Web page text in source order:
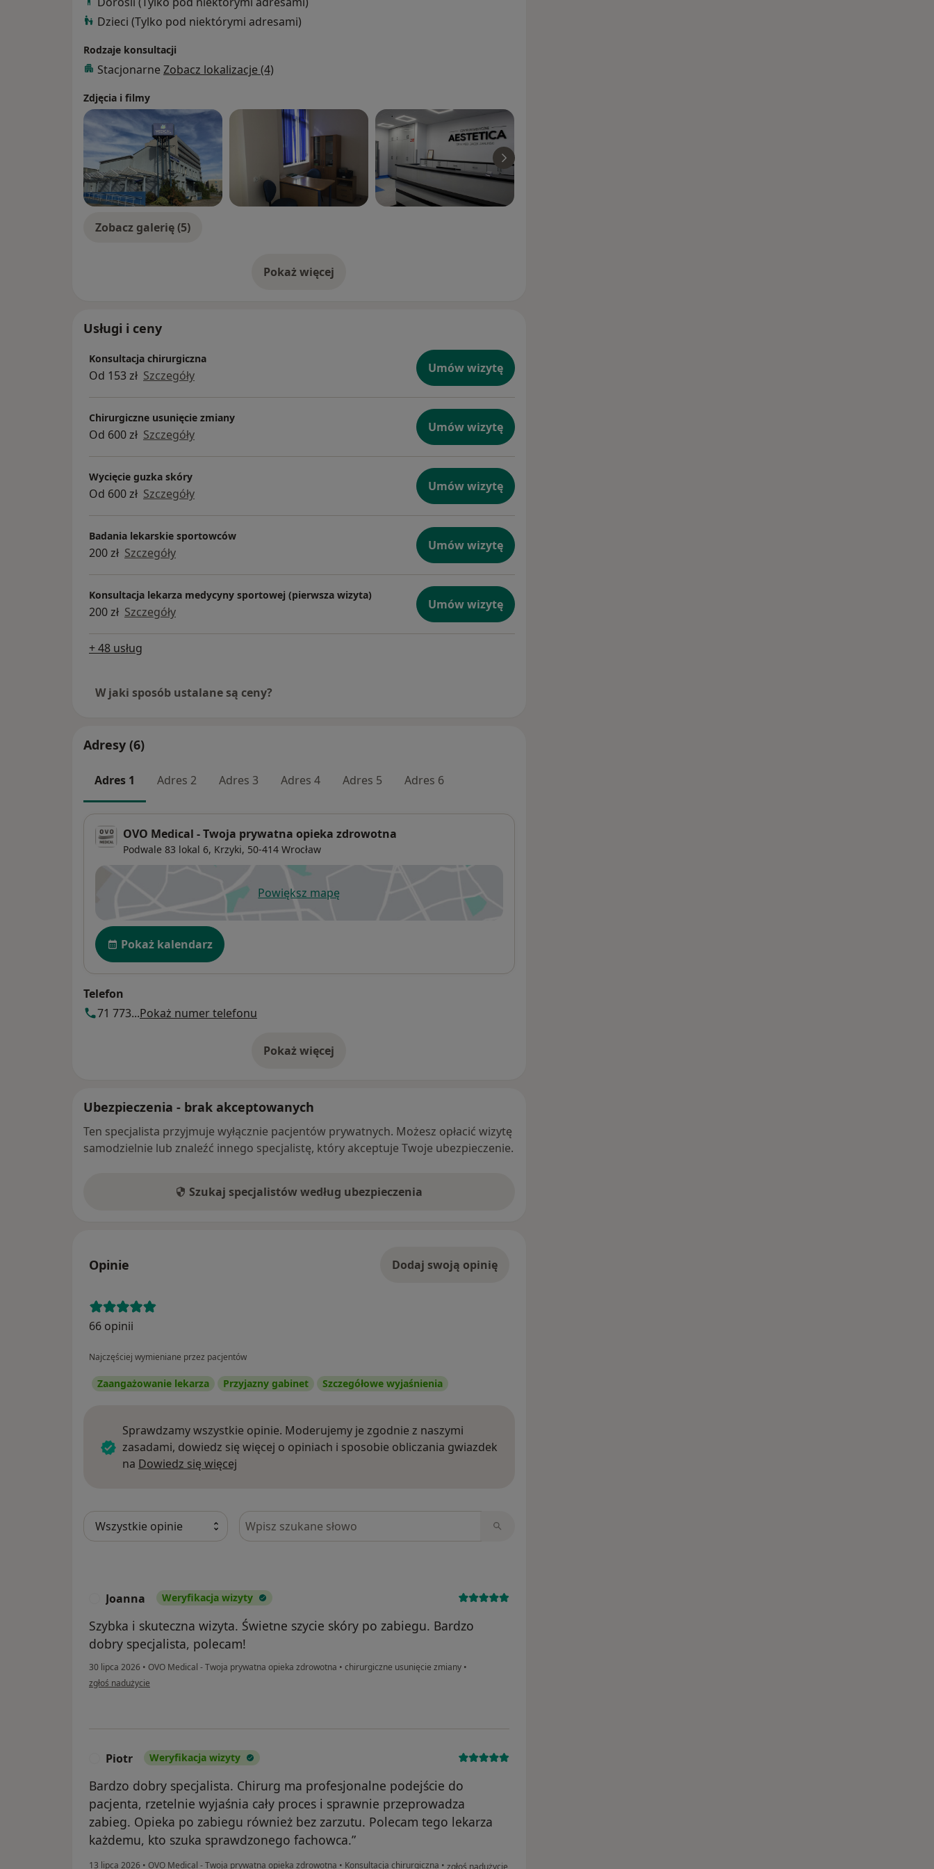
Dzieci (Tylko pod niektórymi adresami)
Rodzaje konsultacji
Stacjonarne Zobacz lokalizacje (4)
Zdjęcia i filmy
Zobacz galerię (5)
Pokaż więcejo doświadczeniu
Usługi i ceny
Konsultacja chirurgiczna
Od 153 zł Szczegóły Umów wizytę
Chirurgiczne usunięcie zmiany
Od 600 zł Szczegóły Umów wizytę
Wycięcie guzka skóry
Od 600 zł Szczegóły Umów wizytę
Badania lekarskie sportowców
200 zł Szczegóły Umów wizytę
Konsultacja lekarza medycyny sportowej (pierwsza wizyta)
200 zł Szczegóły Umów wizytę
+ 48 usług
W jaki sposób ustalane są ceny?
Adresy (6)
Adres 1 Adres 2 Adres 3 Adres 4 Adres 5 Adres 6
OVO Medical - Twoja prywatna opieka zdrowotna
Podwale 83 lokal 6, Krzyki, 50-414 Wrocław
Powiększ mapęotwiera się w nowej karcie
Dostępność
Pokaż kalendarz
Telefon
71 773...Pokaż numer telefonu
Pokaż więcej
o adresie
Ubezpieczenia - brak akceptowanych
Ten specjalista przyjmuje wyłącznie pacjentów prywatnych. Możesz opłacić wizytę
samodzielnie lub znaleźć innego specjalistę, który akceptuje Twoje ubezpieczenie.
Szukaj specjalistów według ubezpieczenia
Opinie Dodaj swoją opinię
66 opinii
Najczęściej wymieniane przez pacjentów
Zaangażowanie lekarza Przyjazny gabinet Szczegółowe wyjaśnienia
Sprawdzamy wszystkie opinie. Moderujemy je zgodnie z naszymi
zasadami, dowiedz się więcej o opiniach i sposobie obliczania gwiazdek
na Dowiedz się więcej
Szukaj w opiniach
Joanna Weryfikacja wizyty
Szybka i skuteczna wizyta. Świetne szycie skóry po zabiegu. Bardzo
dobry specjalista, polecam!
30 lipca 2026 • OVO Medical - Twoja prywatna opieka zdrowotna • chirurgiczne usunięcie zmiany •
w opinii użytkownika Joanna
zgłoś nadużycie
Piotr Weryfikacja wizyty
Bardzo dobry specjalista. Chirurg ma profesjonalne podejście do
pacjenta, rzetelnie wyjaśnia cały proces i sprawnie przeprowadza
zabieg. Opieka po zabiegu również bez zarzutu. Polecam tego lekarza
każdemu, kto szuka sprawdzonego fachowca.”
13 lipca 2026 • OVO Medical - Twoja prywatna opieka zdrowotna • Konsultacja chirurgiczna • w opinii użytkownika Piotr
zgłoś nadużycie